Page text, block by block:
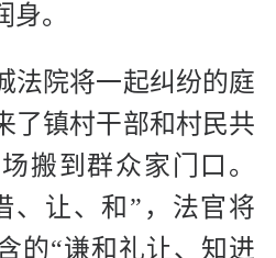
。
法院将一起纠纷的庭
了镇村干部和村民共
搬到群众家门口。
、让、和”，法官将
的“谦和礼让、知进